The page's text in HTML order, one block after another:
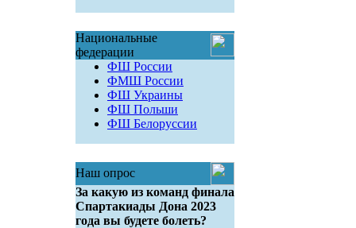
Национальные
федерации
ФШ России
ФМШ России
ФШ Украины
ФШ Польши
ФШ Белоруссии
Наш опрос
За какую из команд финала
Спартакиады Дона 2023
года вы будете болеть?